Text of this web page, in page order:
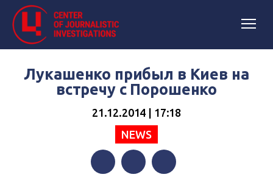
Лукашенко прибыл в Киев на
встречу с Порошенко
21.12.2014 | 17:18
NEWS